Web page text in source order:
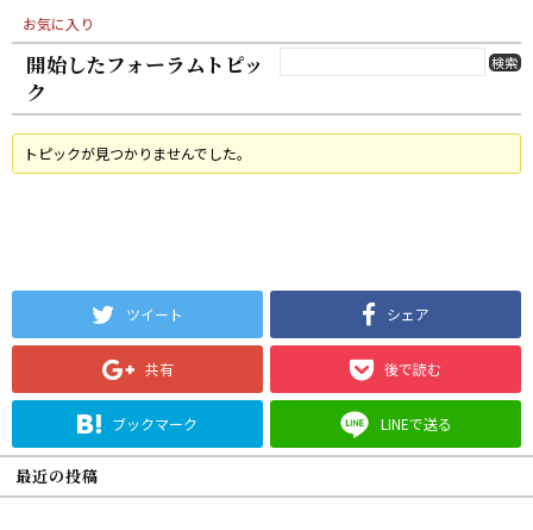
お気に入り
開始したフォーラムトピッ
ク
トピックが見つかりませんでした。
ツイート シェア
共有 後で読む
ブックマーク LINEで送る
最近の投稿